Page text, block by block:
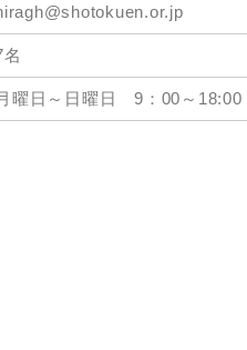
名
曜日～日曜日 9：00～18:00